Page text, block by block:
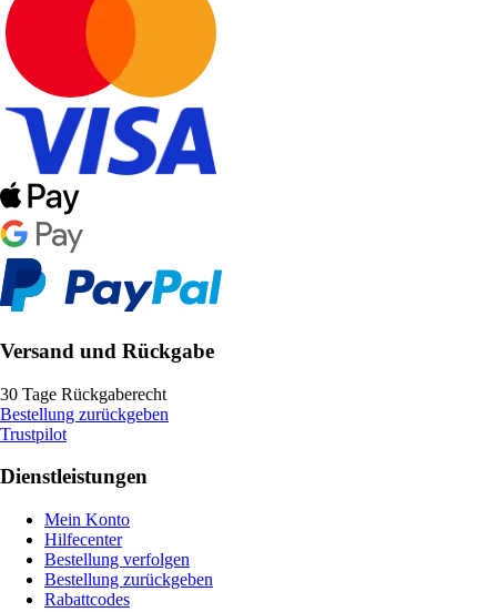
Versand und Rückgabe
30 Tage Rückgaberecht
Bestellung zurückgeben
Trustpilot
Dienstleistungen
Mein Konto
Hilfecenter
Bestellung verfolgen
Bestellung zurückgeben
Rabattcodes